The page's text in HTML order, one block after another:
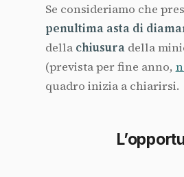
Se consideriamo che
penultima asta di
della chiusura della
(prevista per fine anno,
quadro inizia a chiarirsi.